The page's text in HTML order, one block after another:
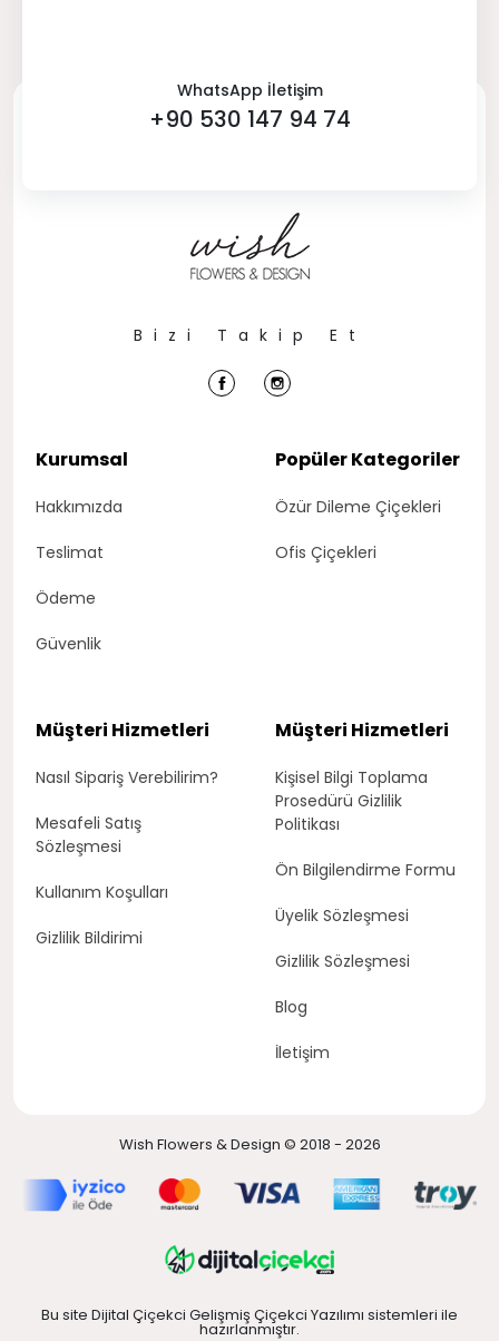
WhatsApp İletişim
+90 530 147 94 74
Kurumsal
Hakkımızda
Teslimat
Ödeme
Güvenlik
Popüler Kategoriler
Özür Dileme Çiçekleri
Ofis Çiçekleri
Bizi Takip Et
Müşteri Hizmetleri
Nasıl Sipariş Verebilirim?
Mesafeli Satış
Sözleşmesi
Kullanım Koşulları
Gizlilik Bildirimi
Müşteri Hizmetleri
Kişisel Bilgi Toplama
Prosedürü Gizlilik
Politikası
Ön Bilgilendirme Formu
Üyelik Sözleşmesi
Gizlilik Sözleşmesi
Blog
İletişim
Wish Flowers & Design © 2018 - 2026
Bu site Dijital Çiçekci Gelişmiş Çiçekci Yazılımı sistemleri ile
hazırlanmıştır.